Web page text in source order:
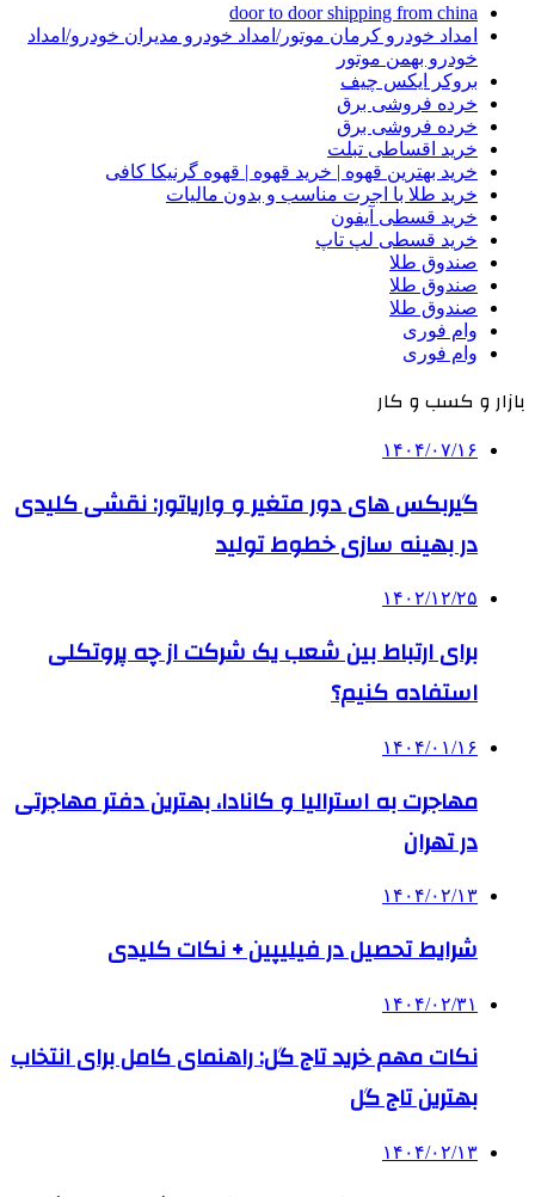
door to door shipping from china
امداد خودرو کرمان موتور/امداد خودرو مدیران خودرو/امداد
خودرو بهمن موتور
بروکر ایکس چیف
خرده فروشی برق
خرده فروشی برق
خرید اقساطی تبلت
خرید بهترین قهوه | خرید قهوه | قهوه گرنیکا کافی
خرید طلا با اجرت مناسب و بدون مالیات
خرید قسطی آیفون
خرید قسطی لپ تاپ
صندوق طلا
صندوق طلا
صندوق طلا
وام فوری
وام فوری
بازار و کسب و کار
۱۴۰۴/۰۷/۱۶
گیربکس های دور متغیر و واریاتور: نقشی کلیدی
در بهینه سازی خطوط تولید
۱۴۰۲/۱۲/۲۵
برای ارتباط بین شعب یک شرکت از چه پروتکلی
استفاده کنیم؟
۱۴۰۴/۰۱/۱۶
مهاجرت به استرالیا و کانادا، بهترین دفتر مهاجرتی
در تهران
۱۴۰۴/۰۲/۱۳
شرایط تحصیل در فیلیپین + نکات کلیدی
۱۴۰۴/۰۲/۳۱
نکات مهم خرید تاج گل: راهنمای کامل برای انتخاب
بهترین تاج گل
۱۴۰۴/۰۲/۱۳